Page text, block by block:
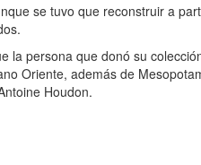
se tuvo que reconstruir a
persona que donó su
Oriente, además de
Houdon.